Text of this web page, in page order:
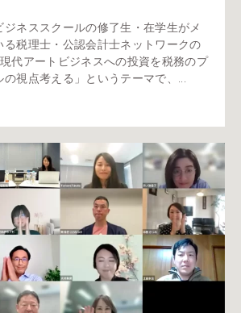
ネススクールの修了生・在学生がメ
る税理士・公認会計士ネットワークの
代アートビジネスへの投資を税務のプ
の視点考える」というテーマで、...